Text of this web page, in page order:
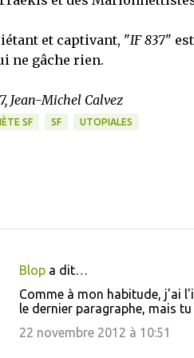
et captivant, "IF 837"
ne gâche rien.
Jean-Michel Calvez
SF SF UTOPIALES
Blopa dit…
Comme à mon habitude, j'ai
le dernier paragraphe, mais
22 novembre 2012 à 10:51